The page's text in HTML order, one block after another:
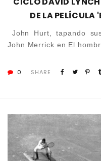
DE LA PELÍCULA
John Hurt, tapando
John Merrick en El
0 SHARE